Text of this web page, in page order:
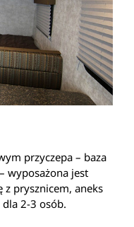
przyczepa – baza
wyposażona jest
z prysznicem, aneks
2-3 osób.